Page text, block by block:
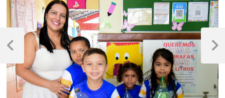
Navegação
de
Post
Previous
Next
Post